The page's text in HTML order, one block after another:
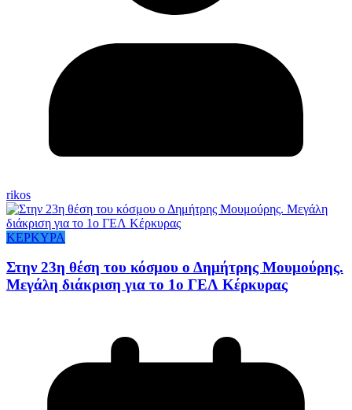
rikos
ΚΕΡΚΥΡΑ
Στην 23η θέση του κόσμου ο Δημήτρης Μουμούρης.
Μεγάλη διάκριση για το 1ο ΓΕΛ Κέρκυρας